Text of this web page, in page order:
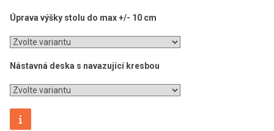
Úprava výšky stolu do max +/- 10 cm
Nástavná deska s navazující kresbou